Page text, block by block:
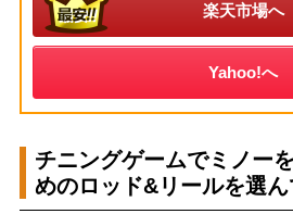
楽天市場へ
Yahoo!へ
チニングゲームでミノー
めのロッド&リールを選ん